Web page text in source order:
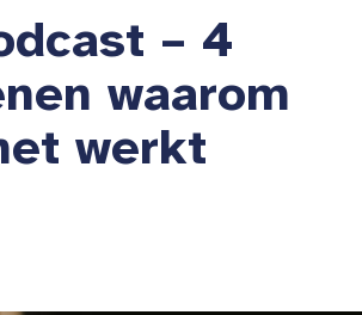
– 4
waarom
werkt